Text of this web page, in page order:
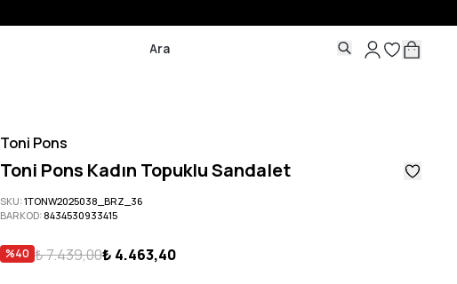
Toni Pons
Toni Pons Kadın Topuklu Sandalet
SKU:1TONW2025038_BRZ_36
BARKOD: 8434530933415
%40 ₺ 7.439,00₺ 4.463,40